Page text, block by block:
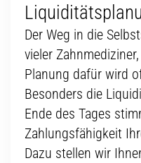
Der Weg in die
vieler
Planung dafür wird
Besonders die
Ende des Tages
Zahlungsfähigkeit
Dazu stellen wir